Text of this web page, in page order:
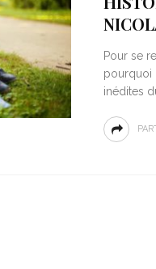
Pour se
pourquoi
inédites